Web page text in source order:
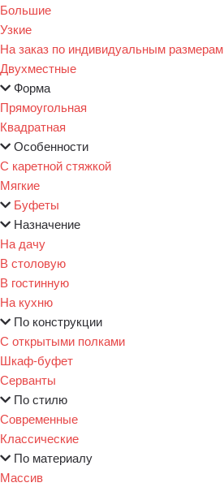
Большие
Узкие
На заказ по индивидуальным размерам
Двухместные
Форма
Прямоугольная
Квадратная
Особенности
С каретной стяжкой
Мягкие
Буфеты
Назначение
На дачу
В столовую
В гостинную
На кухню
По конструкции
С открытыми полками
Шкаф-буфет
Серванты
По стилю
Современные
Классические
По материалу
Массив